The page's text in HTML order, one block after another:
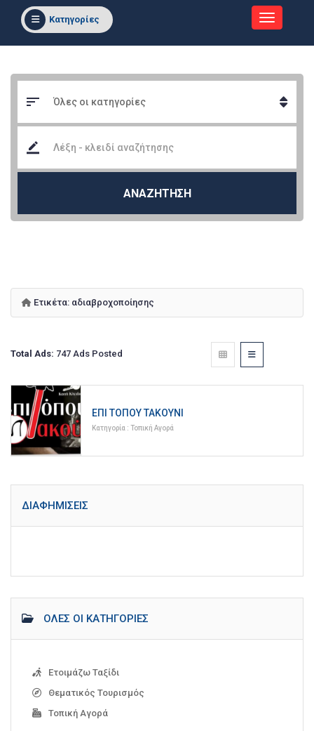
Κατηγορίες
ΑΝΑΖΗΤΗΣΗ
Ετικέτα: αδιαβροχοποίησης
Total Ads: 747 Ads Posted
ΕΠΊ ΤΌΠΟΥ ΤΑΚΟΎΝΙ
Κατηγορία : Τοπική Αγορά
ΔΙΑΦΗΜΊΣΕΙΣ
ΌΛΕΣ ΟΙ ΚΑΤΗΓΟΡΊΕΣ
Ετοιμάζω Ταξίδι
Θεματικός Τουρισμός
Τοπική Αγορά